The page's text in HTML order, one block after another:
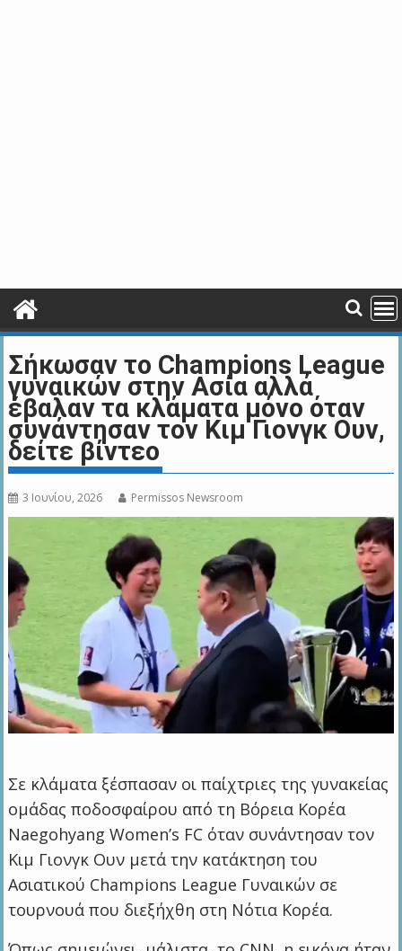
Σήκωσαν το Champions League
γυναικών στην Ασία αλλά
έβαλαν τα κλάματα μόνο όταν
συνάντησαν τον Κιμ Γιονγκ Ουν,
δείτε βίντεο
3 Ιουνίου, 2026 Permissos Newsroom
Σε κλάματα ξέσπασαν οι παίχτριες της γυνακείας
ομάδας ποδοσφαίρου από τη Βόρεια Κορέα
Naegohyang Women’s FC όταν συνάντησαν τον
Κιμ Γιονγκ Ουν μετά την κατάκτηση του
Ασιατικού Champions League Γυναικών σε
τουρνουά που διεξήχθη στη Νότια Κορέα.